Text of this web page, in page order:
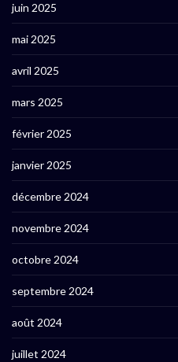
juin 2025
mai 2025
avril 2025
mars 2025
février 2025
janvier 2025
décembre 2024
novembre 2024
octobre 2024
septembre 2024
août 2024
juillet 2024